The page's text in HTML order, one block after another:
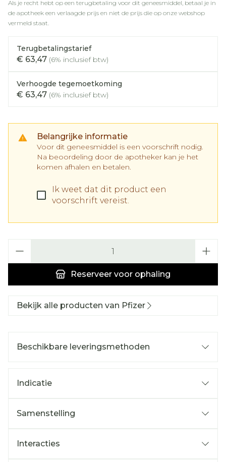
Als je recht hebt op een terugbetaling voor dit geneesmiddel, betaal je in
de apotheek een verlaagde prijs en niet de prijs die op onze webshop
vermeld staat.
Terugbetalingstarief
€ 63,47 (6% inclusief btw)
Verhoogde tegemoetkoming
€ 63,47 (6% inclusief btw)
Belangrijke informatie
Voor dit geneesmiddel is een voorschrift nodig.
Na beoordeling door de apotheker kan je het
komen afhalen en betalen.
Ik weet dat dit product een
voorschrift vereist.
Reserveer voor ophaling
Bekijk alle producten van Pfizer
Beschikbare leveringsmethoden
Indicatie
Samenstelling
Interacties